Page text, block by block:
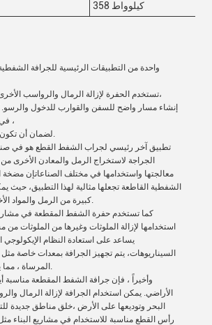
358 كيلوواط
واحدة من التطبيقات الرئيسية للجرافة
تستخدم الحفرة لإزالة الرمال والرواسب الأخرى من الممرات المائية،
إنشاء مسار واضح للسفن والقوارب للدخول والرسو.
في صيانة هذه المنشآت ،
لضمان أن تكون دائما في حالة مثالية.
تطبيق آخر رئيسي لجراب الشفط القطع هو في
الجراجة لاستخراج الرمل والمعادن الأخرى من
معالجتها واستخدامها في مختلف الصناعاتإن مضخة
الشفطية القاطعة تجعلها مثالية لهذا التطبيق، حيث
كبيرة من الرمل والمواد الأخرى في فترة قصيرة.
كما تستخدم حفرة الشفط المقطعة في
استخدامها لإزالة الملوثات وغيرها من الملوثات
يساعد على استعادة النظام
السيناريوهات، يتم تجهيز الجرافة بمعدات خاصة
المرساة ، مما يزيد من كفاءتها ودقة.
وأخيراً ، فإن جرافة الشفط المقطعة مناسبة
الأراضي. يمكن استخدام الجرافة لإزالة الرمال
البحر وتوديعها على الأرض ،خلق مناطق جديدة
رأس القطع مناسبة للاستخدام في مشاريع البناء